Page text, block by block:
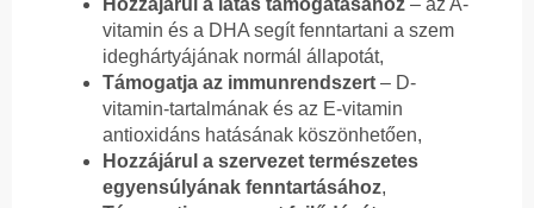
Hozzájárul a látás támogatásához – az A-
vitamin és a DHA segít fenntartani a szem
ideghártyájának normál állapotát,
Támogatja az immunrendszert – D-
vitamin-tartalmának és az E-vitamin
antioxidáns hatásának köszönhetően,
Hozzájárul a szervezet természetes
egyensúlyának fenntartásához,